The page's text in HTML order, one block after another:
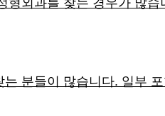
외과를 찾는 경우가 많
분들이 많습니다. 일부